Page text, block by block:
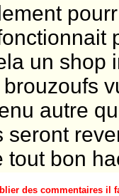
un shop
autre
seront
tout bon
des commentaires il